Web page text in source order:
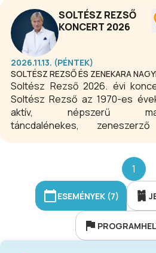
SOLTÉSZ REZSŐ
KONCERT 2026
2026.11.13. (PÉNTEK)
SOLTÉSZ REZSŐ ÉS ZENEKARA
Soltész Rezső 2026. évi
Soltész Rezső az 1970-es évek
aktív, népszerű
táncdalénekes, zeneszerző
hangosan az ének! az
táncdalfesztiválon
először. Programajánló.
1
ESEMÉNYEK (7)